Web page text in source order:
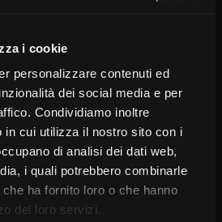
i cookie
personalizzare contenuti ed
dei social media e per
Condividiamo inoltre
in cui utilizza il nostro sito con i
di analisi dei dati web,
i quali potrebbero combinarle
ha fornito loro o che hanno
dei loro servizi.
e consulenza dedicata, sia
UFFICIALE